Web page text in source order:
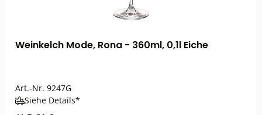
Weinkelch Mode, Rona - 360ml, 0,1l Eiche
Art.-Nr. 9247G
Siehe Details*